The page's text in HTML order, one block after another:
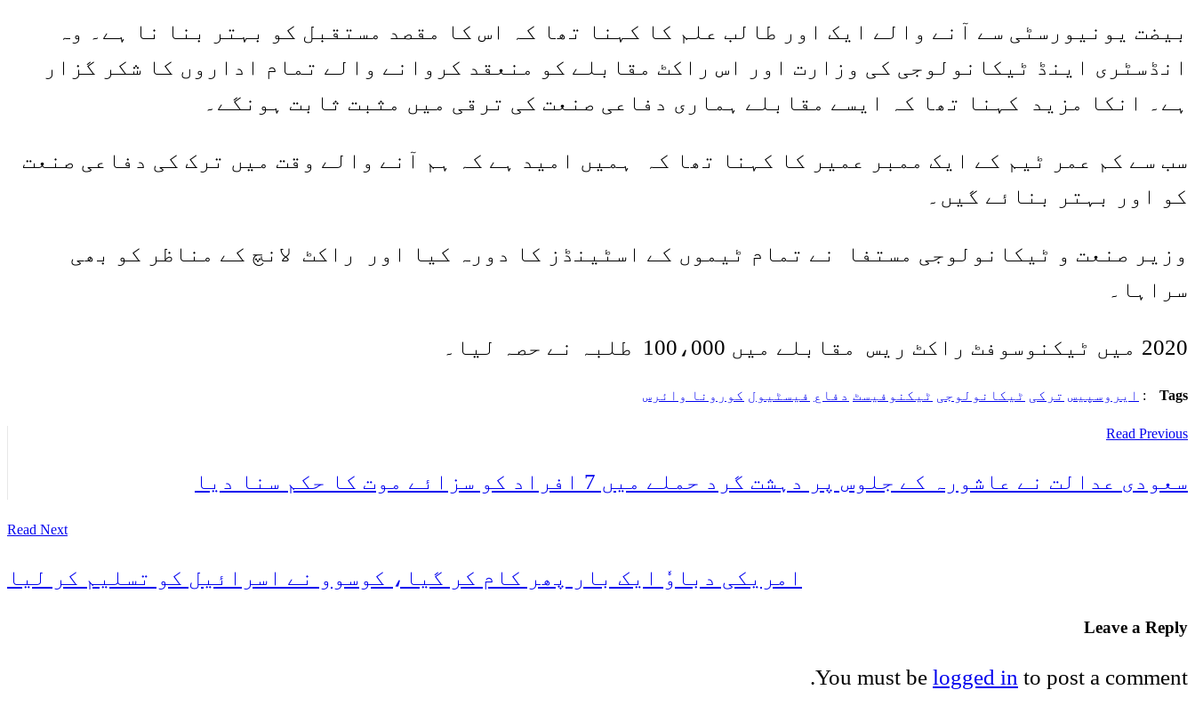
بیضت یونیورسٹی سے آنے والے ایک اور طالب علم کا کہنا تھا کہ اس کا مقصد مستقبل کو بہتر بنا نا ہے۔ وہ
انڈسٹری اینڈ ٹیکانولوجی کی وزارت اور اس راکٹ مقابلے کو منعقد کروانے والے تمام اداروں کا شکر گزار
ہے۔ انکا مزید کہنا تھا کہ ایسے مقابلے ہماری دفاعی صنعت کی ترقی میں مثبت ثابت ہونگے۔
سب سے کم عمر ٹیم کے ایک ممبر عمیر کا کہنا تھا کہ ہمیں امید ہے کہ ہم آنے والے وقت میں ترک کی دفاعی صنعت
کو اور بہتر بنائے گیں۔
وزیر صنعت و ٹیکانولوجی مستفا نے تمام ٹیموں کے اسٹینڈز کا دورہ کیا اور راکٹ لانچ کے مناظر کو بھی
سراہا۔
2020 میں ٹیکنوسوفٹ راکٹ ریس مقابلے میں 100،000 طلبہ نے حصہ لیا۔
Tags
: ایروسپیس ترکی ٹیکانولوجی ٹیکنوفیسٹ دفاع فیسٹیول کورونا وائرس
Read Previous
سعودی عدالت نے عاشورہ کے جلوس پر دہشت گرد حملے میں 7 افراد کو سزائے موت کا حکم سنا دیا
Read Next
امریکی دباوٗ ایک بار پھر کام کر گیا، کوسوو نے اسرائیل کو تسلیم کر لیا
Leave a Reply
You must be logged in to post a comment.